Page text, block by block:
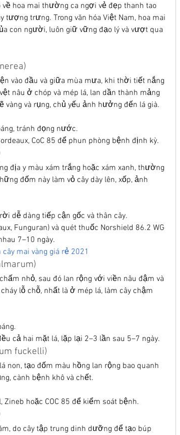
hoa mai thường ca ngợi vẻ đẹp thanh tao
tượng trưng. Trong văn hóa Việt Nam, hoa mai
con người, luôn giữ vững đạo lý và vượt qua
vào đầu và giữa mùa mưa, khi thời tiết nắng
nâu ở chóp và mép lá, lan dần thành mảng
vàng và rụng, chủ yếu ảnh hưởng đến lá già.
tránh đọng nước.
CoC 85 để phun phòng bệnh định kỳ.
địa y màu xám trắng hoặc xám xanh, thường
đốm này làm vỏ cây dày lên, xốp, ảnh
dễ dàng tiếp cận gốc và thân cây.
Funguran) và quét thuốc Norshield 86.2 WG
7–10 ngày.
cây mai vàng giá rẻ 2021
nhỏ, sau đó lan rộng với viền nâu đậm và
lỗ chỗ, nhất là ở mép lá, làm cây chậm
cả hai mặt lá, lặp lại 2–3 lần sau 5–7 ngày.
fuckelli)
non, tạo đốm màu hồng lan rộng bao quanh
cành bệnh khô và chết.
hoặc COC 85 để kiểm soát bệnh.
do cây tập trung dinh dưỡng để tạo búp